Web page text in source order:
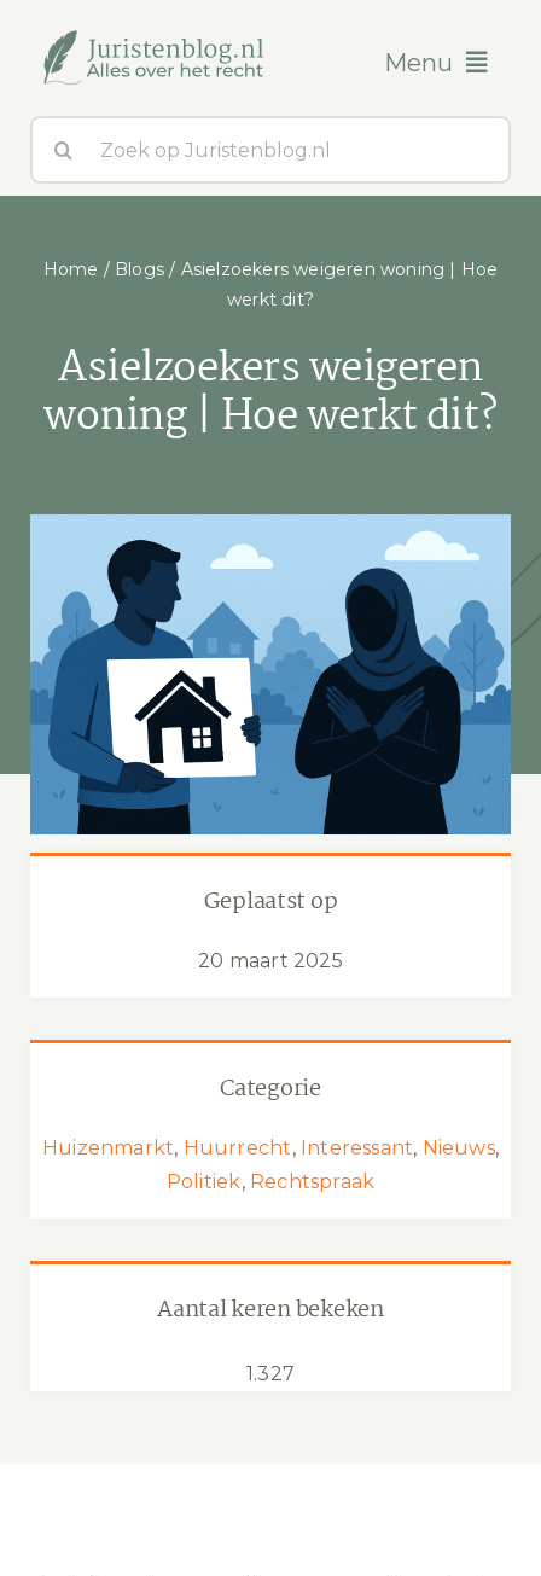
inhoud
Menu
Blogs
naar:
Home / Blogs / Asielzoekers weigeren woning | Hoe
werkt dit?
Asielzoekers weigeren
woning | Hoe werkt dit?
Categorie
Huizenmarkt, Huurrecht, Interessant, Nieuws,
Politiek, Rechtspraak
Geplaatst op
20 maart 2025
Aantal keren bekeken
1.327